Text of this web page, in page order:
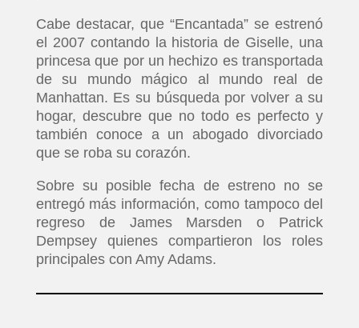
Cabe destacar, que “Encantada” se estrenó
el 2007 contando la historia de Giselle, una
princesa que por un hechizo es transportada
de su mundo mágico al mundo real de
Manhattan. Es su búsqueda por volver a su
hogar, descubre que no todo es perfecto y
también conoce a un abogado divorciado
que se roba su corazón.
Sobre su posible fecha de estreno no se
entregó más información, como tampoco del
regreso de James Marsden o Patrick
Dempsey quienes compartieron los roles
principales con Amy Adams.